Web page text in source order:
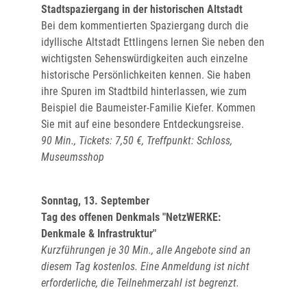
Stadtspaziergang in der historischen Altstadt
Bei dem kommentierten Spaziergang durch die
idyllische Altstadt Ettlingens lernen Sie neben den
wichtigsten Sehenswürdigkeiten auch einzelne
historische Persönlichkeiten kennen. Sie haben
ihre Spuren im Stadtbild hinterlassen, wie zum
Beispiel die Baumeister-Familie Kiefer. Kommen
Sie mit auf eine besondere Entdeckungsreise.
90 Min., Tickets: 7,50 €, Treffpunkt: Schloss,
Museumsshop
Sonntag, 13. September
Tag des offenen Denkmals "NetzWERKE:
Denkmale & Infrastruktur"
Kurzführungen je 30 Min., alle Angebote sind an
diesem Tag kostenlos. Eine Anmeldung ist nicht
erforderliche, die Teilnehmerzahl ist begrenzt.